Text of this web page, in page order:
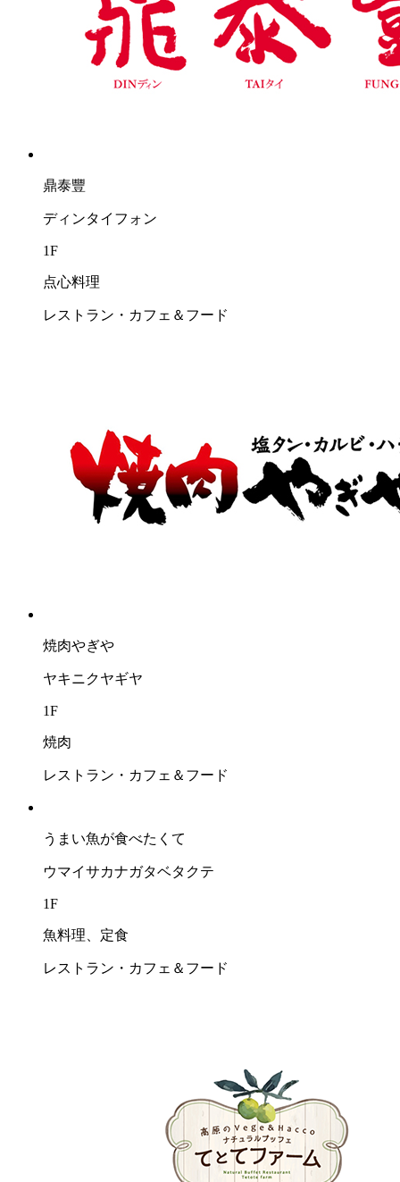
鼎泰豐
ディンタイフォン
1F
点心料理
レストラン・カフェ＆フード
焼肉やぎや
ヤキニクヤギヤ
1F
焼肉
レストラン・カフェ＆フード
うまい⿂が⾷べたくて
ウマイサカナガタベタクテ
1F
魚料理、定食
レストラン・カフェ＆フード